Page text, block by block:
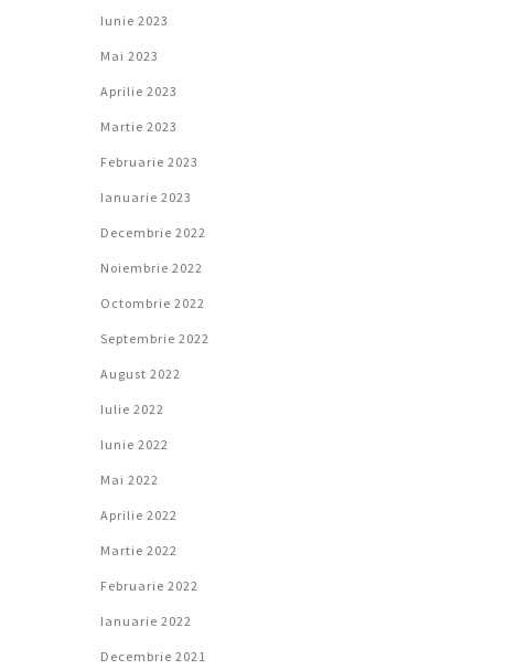
Iunie 2023
Mai 2023
Aprilie 2023
Martie 2023
Februarie 2023
Ianuarie 2023
Decembrie 2022
Noiembrie 2022
Octombrie 2022
Septembrie 2022
August 2022
Iulie 2022
Iunie 2022
Mai 2022
Aprilie 2022
Martie 2022
Februarie 2022
Ianuarie 2022
Decembrie 2021